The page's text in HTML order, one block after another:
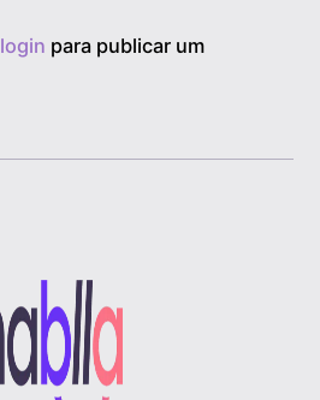
login para publicar um